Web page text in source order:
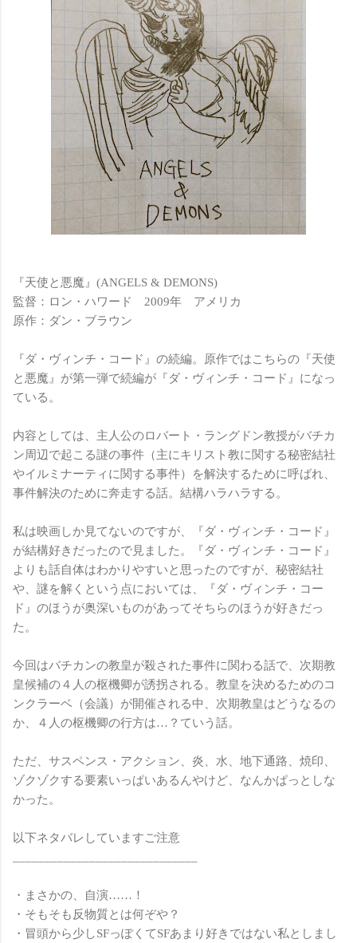
『天使と悪魔』(ANGELS & DEMONS)
監督：ロン・ハワード 2009年 アメリカ
原作：ダン・ブラウン
『ダ・ヴィンチ・コード』の続編。原作ではこちらの『天使
と悪魔』が第一弾で続編が『ダ・ヴィンチ・コード』になっ
ている。
内容としては、主人公のロバート・ラングドン教授がバチカ
ン周辺で起こる謎の事件（主にキリスト教に関する秘密結社
やイルミナーティに関する事件）を解決するために呼ばれ、
事件解決のために奔走する話。結構ハラハラする。
私は映画しか見てないのですが、『ダ・ヴィンチ・コード』
が結構好きだったので見ました。『ダ・ヴィンチ・コード』
よりも話自体はわかりやすいと思ったのですが、秘密結社
や、謎を解くという点においては、『ダ・ヴィンチ・コー
ド』のほうが奥深いものがあってそちらのほうが好きだっ
た。
今回はバチカンの教皇が殺された事件に関わる話で、次期教
皇候補の４人の枢機卿が誘拐される。教皇を決めるためのコ
ンクラーベ（会議）が開催される中、次期教皇はどうなるの
か、４人の枢機卿の行方は…？ていう話。
ただ、サスペンス・アクション、炎、水、地下通路、焼印、
ゾクゾクする要素いっぱいあるんやけど、なんかぱっとしな
かった。
以下ネタバレしていますご注意
・まさかの、自演……！
・そもそも反物質とは何ぞや？
・冒頭から少しSFっぽくてSFあまり好きではない私としまし